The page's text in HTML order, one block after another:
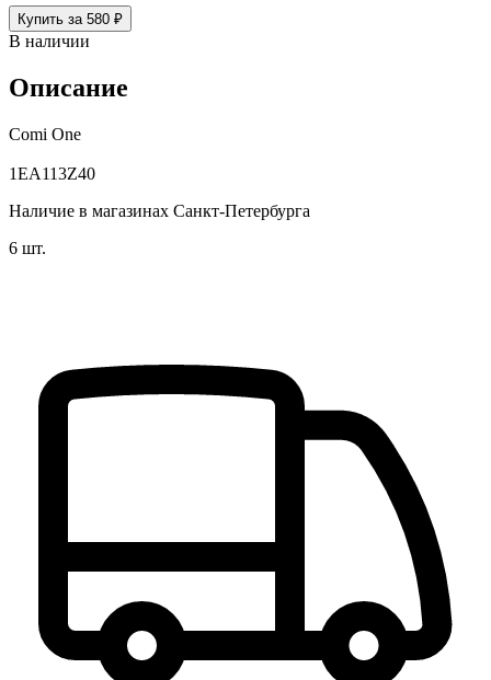
Купить за 580 ₽
В наличии
Описание
Comi One
1EA113Z40
Наличие в магазинах Санкт-Петербурга
6 шт.